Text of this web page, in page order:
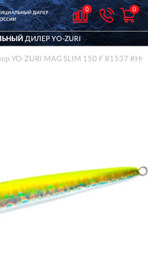
0 0
ДИЛЕР YO-ZURI
YO-ZURI MAG SLIM 150 F R1537